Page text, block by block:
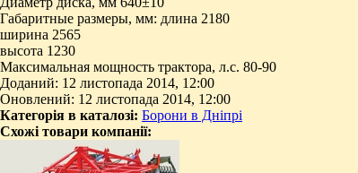
Габаритные размеры, мм: длина 2180
ширина 2565
высота 1230
Максимальная мощность трактора, л.с. 80-90
Доданий: 12 листопада 2014, 12:00
Оновлений: 12 листопада 2014, 12:00
Категорія в каталозі: Борони в Дніпрі
Схожі товари компанії: